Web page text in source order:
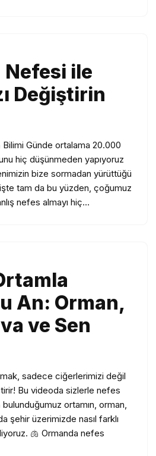
ile
Değiştirin
Bilimi Günde ortalama 20.000
hiç düşünmeden yapıyoruz
bize sormadan yürüttüğü
tam da bu yüzden, çoğumuz
nefes almayı hiç…
An: Orman,
ve Sen
sadece ciğerlerimizi değil
Bu videoda sizlerle nefes
ortamın, orman,
şehir üzerimizde nasıl farklı
🫁 Ormanda nefes